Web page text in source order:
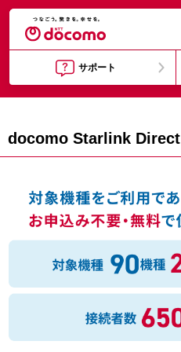
サポート
docomo Starlink Direct